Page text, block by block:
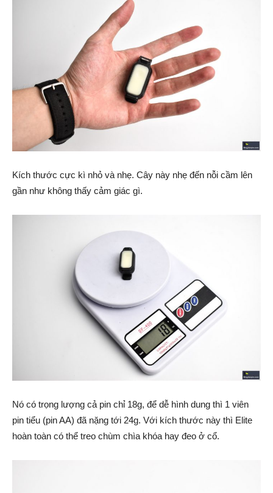
Kích thước cực kì nhỏ và nhẹ. Cây này nhẹ đến nỗi cầm lên
gần như không thấy cảm giác gì.
Nó có trọng lượng cả pin chỉ 18g, để dễ hình dung thì 1 viên
pin tiểu (pin AA) đã nặng tới 24g. Với kích thước này thì Elite
hoàn toàn có thể treo chùm chìa khóa hay đeo ở cổ.